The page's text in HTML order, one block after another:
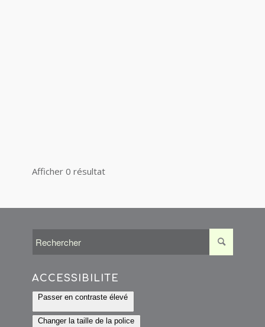
Afficher 0 résultat
ACCESSIBILITÉ
Passer en contraste élevé
Changer la taille de la police